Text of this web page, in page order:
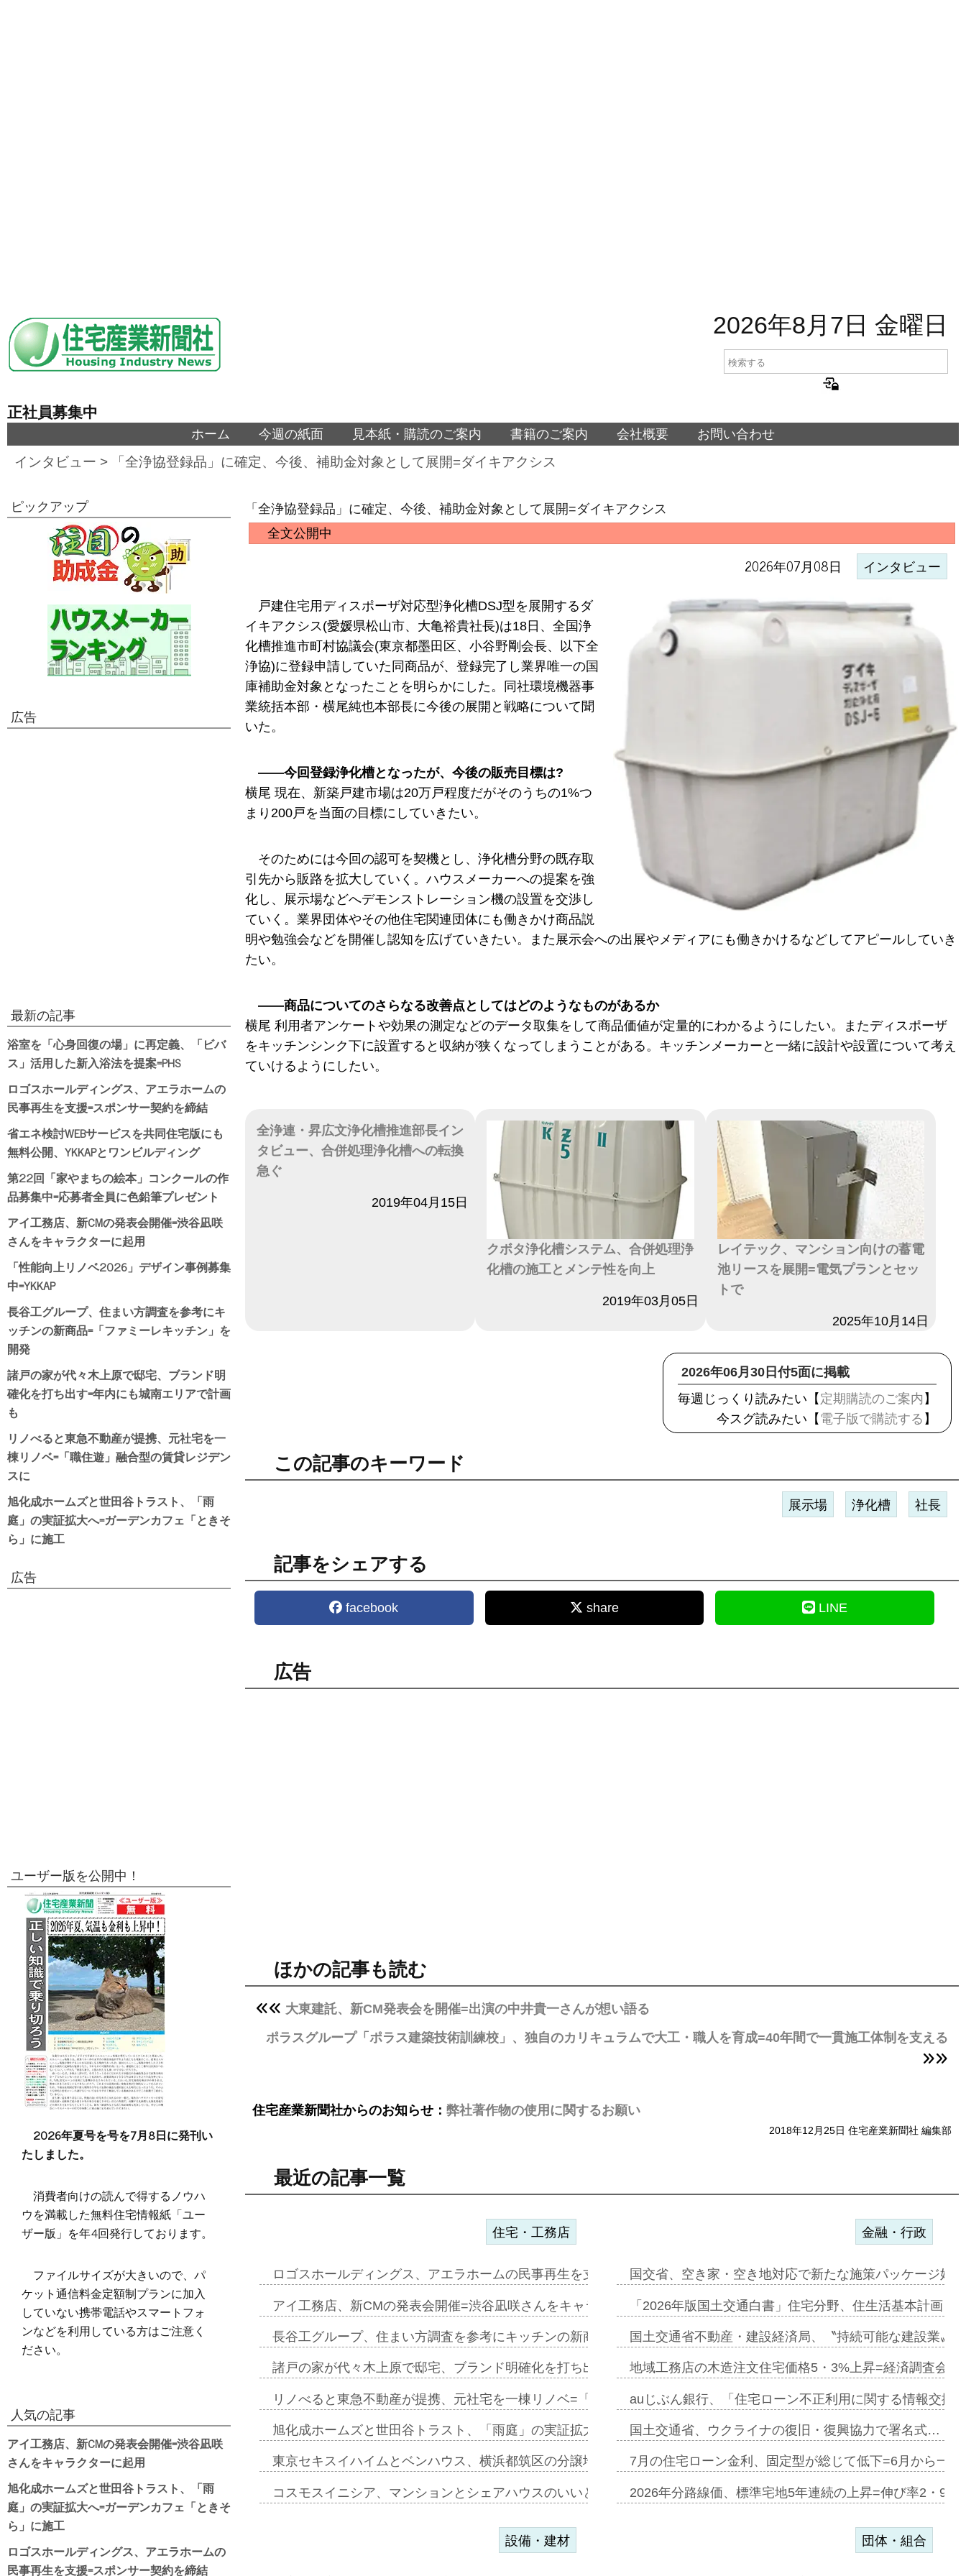
2026年8月7日 金曜日
正社員募集中
ホーム 今週の紙面 見本紙・購読のご案内 書籍のご案内 会社概要 お問い合わせ
インタビュー > 「全浄協登録品」に確定、今後、補助金対象として展開=ダイキアクシス
「全浄協登録品」に確定、今後、補助金対象として展開=ダイキアクシス
全文公開中
2026年07月08日 インタビュー
戸建住宅用ディスポーザ対応型浄化槽DSJ型を展開するダ
イキアクシス(愛媛県松山市、大亀裕貴社長)は18日、全国浄
化槽推進市町村協議会(東京都墨田区、小谷野剛会長、以下全
浄協)に登録申請していた同商品が、登録完了し業界唯一の国
庫補助金対象となったことを明らかにした。同社環境機器事
業統括本部・横尾純也本部長に今後の展開と戦略について聞
いた。
――今回登録浄化槽となったが、今後の販売目標は?
横尾 現在、新築戸建市場は20万戸程度だがそのうちの1%つ
まり200戸を当面の目標にしていきたい。
そのためには今回の認可を契機とし、浄化槽分野の既存取
引先から販路を拡大していく。ハウスメーカーへの提案を強
化し、展示場などへデモンストレーション機の設置を交渉し
ていく。業界団体やその他住宅関連団体にも働きかけ商品説
明や勉強会などを開催し認知を広げていきたい。また展示会への出展やメディアにも働きかけるなどしてアピールしていき
たい。
――商品についてのさらなる改善点としてはどのようなものがあるか
横尾 利用者アンケートや効果の測定などのデータ取集をして商品価値が定量的にわかるようにしたい。またディスポーザ
をキッチンシンク下に設置すると収納が狭くなってしまうことがある。キッチンメーカーと一緒に設計や設置について考え
ていけるようにしたい。
全浄連・昇広文浄化槽推進部長イン
タビュー、合併処理浄化槽への転換
急ぐ
2019年04月15日
クボタ浄化槽システム、合併処理浄
化槽の施工とメンテ性を向上
2019年03月05日
レイテック、マンション向けの蓄電
池リースを展開=電気プランとセッ
トで
2025年10月14日
2026年06月30日付5面に掲載
毎週じっくり読みたい【 定期購読のご案内 】
今スグ読みたい【 電子版で購読する 】
この記事のキーワード
展示場 浄化槽 社長
記事をシェアする
facebook share LINE
広告
ほかの記事も読む
大東建託、新CM発表会を開催=出演の中井貴一さんが想い語る
ポラスグループ「ポラス建築技術訓練校」、独自のカリキュラムで大工・職人を育成=40年間で一貫施工体制を支える
住宅産業新聞社からのお知らせ： 弊社著作物の使用に関するお願い
2018年12月25日 住宅産業新聞社 編集部
最近の記事一覧
住宅・工務店
ロゴスホールディングス、アエラホームの民事再生を支援=スポンサー契約…
アイ工務店、新CMの発表会開催=渋谷凪咲さんをキャラクターに起用…
長谷工グループ、住まい方調査を参考にキッチンの新商品=「ファミーレキ…
諸戸の家が代々木上原で邸宅、ブランド明確化を打ち出す=年内にも城南エ…
リノべると東急不動産が提携、元社宅を一棟リノベ=「職住遊」融合型の賃…
旭化成ホームズと世田谷トラスト、「雨庭」の実証拡大へ=ガーデンカフェ…
東京セキスイハイムとベンハウス、横浜都筑区の分譲地開発で初協業=お互…
コスモスイニシア、マンションとシェアハウスのいいとこどりのコリビング…
金融・行政
国交省、空き家・空き地対応で新たな施策パッケージ始
「2026年版国土交通白書」住宅分野、住生活基本計画
国土交通省不動産・建設経済局、〝持続可能な建設業〟
地域工務店の木造注文住宅価格5・3%上昇=経済調査会
auじぶん銀行、「住宅ローン不正利用に関する情報交換
国土交通省、ウクライナの復旧・復興協力で署名式…
7月の住宅ローン金利、固定型が総じて低下=6月から一
2026年分路線価、標準宅地5年連続の上昇=伸び率2・
設備・建材 団体・組合
ピックアップ
広告
最新の記事
浴室を「心身回復の場」に再定義、「ビバ
ス」活用した新入浴法を提案=PHS
ロゴスホールディングス、アエラホームの
民事再生を支援=スポンサー契約を締結
省エネ検討WEBサービスを共同住宅版にも
無料公開、YKKAPとワンビルディング
第22回「家やまちの絵本」コンクールの作
品募集中=応募者全員に色鉛筆プレゼント
アイ工務店、新CMの発表会開催=渋谷凪咲
さんをキャラクターに起用
「性能向上リノベ2026」デザイン事例募集
中=YKKAP
長谷工グループ、住まい方調査を参考にキ
ッチンの新商品=「ファミーレキッチン」を
開発
諸戸の家が代々木上原で邸宅、ブランド明
確化を打ち出す=年内にも城南エリアで計画
も
リノべると東急不動産が提携、元社宅を一
棟リノベ=「職住遊」融合型の賃貸レジデン
スに
旭化成ホームズと世田谷トラスト、「雨
庭」の実証拡大へ=ガーデンカフェ「ときそ
ら」に施工
広告
ユーザー版を公開中！
2026年夏号を号を7月8日に発刊い
たしました。
消費者向けの読んで得するノウハ
ウを満載した無料住宅情報紙「ユー
ザー版」を年4回発行しております。
ファイルサイズが大きいので、パ
ケット通信料金定額制プランに加入
していない携帯電話やスマートフォ
ンなどを利用している方はご注意く
ださい。
人気の記事
アイ工務店、新CMの発表会開催=渋谷凪咲
さんをキャラクターに起用
旭化成ホームズと世田谷トラスト、「雨
庭」の実証拡大へ=ガーデンカフェ「ときそ
ら」に施工
ロゴスホールディングス、アエラホームの
民事再生を支援=スポンサー契約を締結